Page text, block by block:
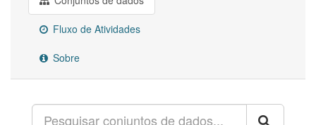
Fluxo de Atividades
Sobre